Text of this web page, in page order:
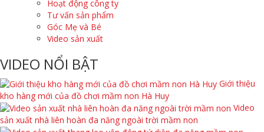
Hoạt động công ty
Tư vấn sản phẩm
Góc Mẹ và Bé
Video sản xuất
VIDEO NỔI BẬT
Giới thiệu
kho hàng mới của đồ chơi mầm non Hà Huy
Video
sản xuất nhà liên hoàn đa năng ngoài trời mầm non